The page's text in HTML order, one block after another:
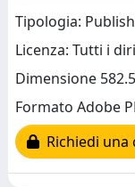
Tipologia:
Licenza: Tutti i
Dimensione
Formato Adobe
Richiedi una